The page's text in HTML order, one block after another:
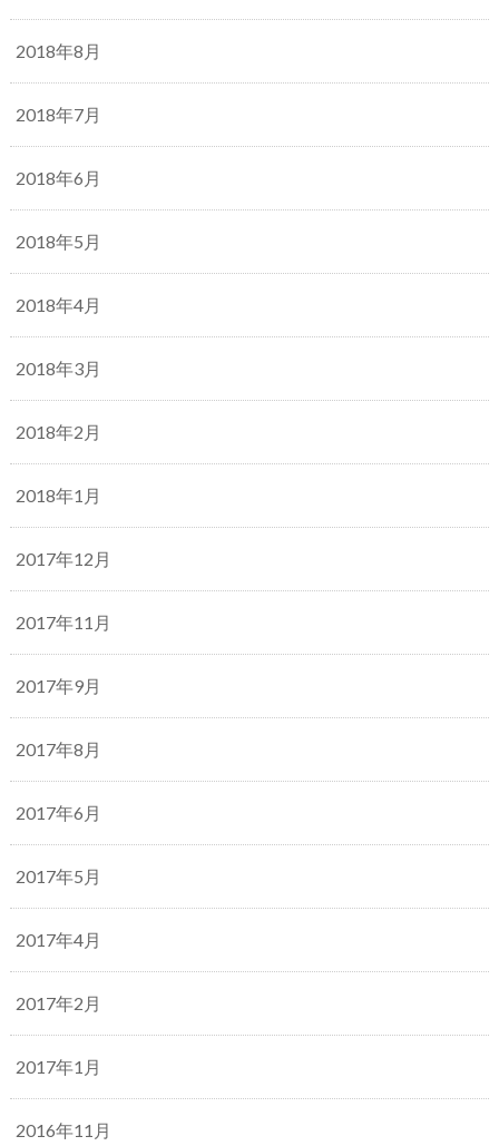
2018年8月
2018年7月
2018年6月
2018年5月
2018年4月
2018年3月
2018年2月
2018年1月
2017年12月
2017年11月
2017年9月
2017年8月
2017年6月
2017年5月
2017年4月
2017年2月
2017年1月
2016年11月